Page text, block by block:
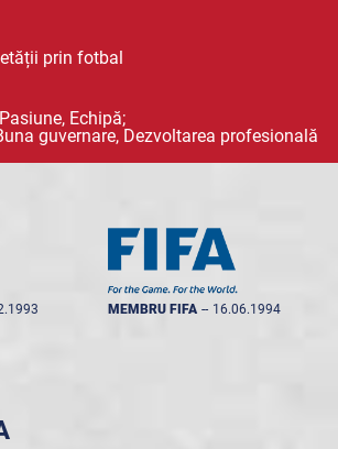
prin fotbal
Echipă;
guvernare, Dezvoltarea profesională
MEMBRU FIFA -- 16.06.1994